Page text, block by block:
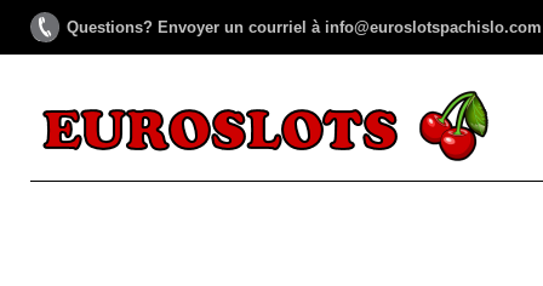
Questions? Envoyer un courriel à info@euroslotspachislo.com